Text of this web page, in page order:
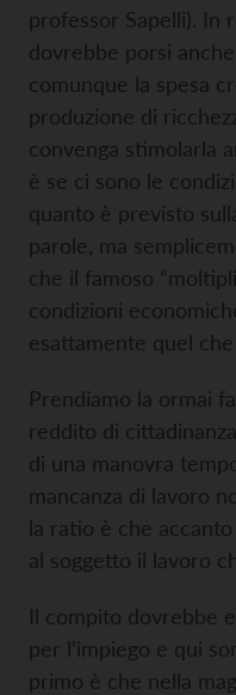
professor Sapelli). In
dovrebbe porsi
comunque la spesa
produzione di
convenga stimolarla
è se ci sono le
quanto è previsto
parole, ma
che il famoso
condizioni
esattamente quel
Prendiamo la ormai
reddito di
di una manovra
mancanza di lavoro
la ratio è che
al soggetto il lavoro
Il compito dovrebbe
per l’impiego e qui
primo è che nella